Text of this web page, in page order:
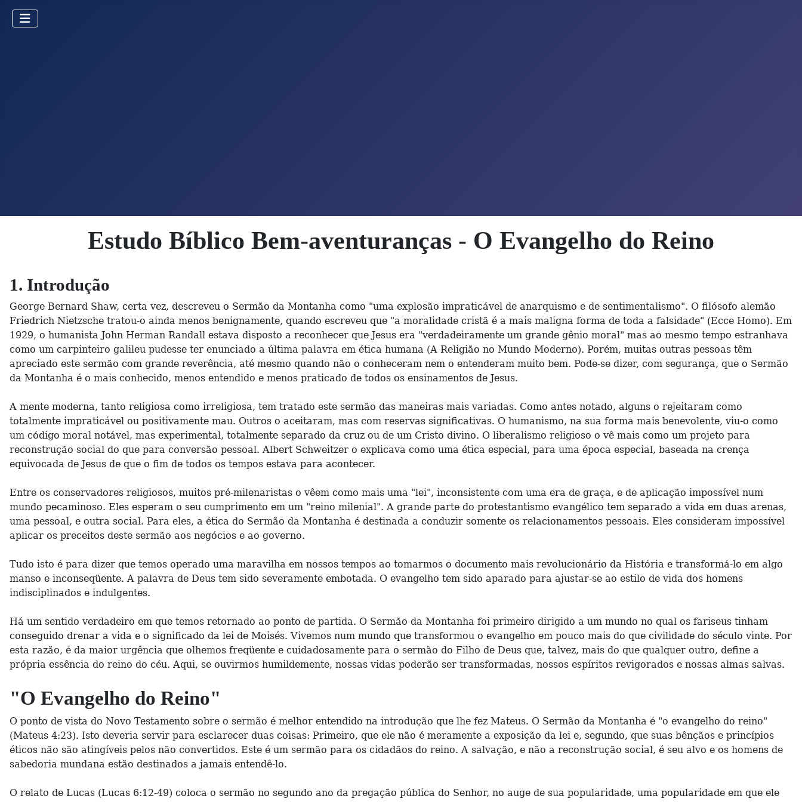
Estudo Bíblico Bem-aventuranças - O Evangelho do Reino
1. Introdução
George Bernard Shaw, certa vez, descreveu o Sermão da Montanha como "uma explosão impraticável de anarquismo e de sentimentalismo". O filósofo alemão
Friedrich Nietzsche tratou-o ainda menos benignamente, quando escreveu que "a moralidade cristã é a mais maligna forma de toda a falsidade" (Ecce Homo). Em
1929, o humanista John Herman Randall estava disposto a reconhecer que Jesus era "verdadeiramente um grande gênio moral" mas ao mesmo tempo estranhava
como um carpinteiro galileu pudesse ter enunciado a última palavra em ética humana (A Religião no Mundo Moderno). Porém, muitas outras pessoas têm
apreciado este sermão com grande reverência, até mesmo quando não o conheceram nem o entenderam muito bem. Pode-se dizer, com segurança, que o Sermão
da Montanha é o mais conhecido, menos entendido e menos praticado de todos os ensinamentos de Jesus.
A mente moderna, tanto religiosa como irreligiosa, tem tratado este sermão das maneiras mais variadas. Como antes notado, alguns o rejeitaram como
totalmente impraticável ou positivamente mau. Outros o aceitaram, mas com reservas significativas. O humanismo, na sua forma mais benevolente, viu-o como
um código moral notável, mas experimental, totalmente separado da cruz ou de um Cristo divino. O liberalismo religioso o vê mais como um projeto para
reconstrução social do que para conversão pessoal. Albert Schweitzer o explicava como uma ética especial, para uma época especial, baseada na crença
equivocada de Jesus de que o fim de todos os tempos estava para acontecer.
Entre os conservadores religiosos, muitos pré-milenaristas o vêem como mais uma "lei", inconsistente com uma era de graça, e de aplicação impossível num
mundo pecaminoso. Eles esperam o seu cumprimento em um "reino milenial". A grande parte do protestantismo evangélico tem separado a vida em duas arenas,
uma pessoal, e outra social. Para eles, a ética do Sermão da Montanha é destinada a conduzir somente os relacionamentos pessoais. Eles consideram impossível
aplicar os preceitos deste sermão aos negócios e ao governo.
Tudo isto é para dizer que temos operado uma maravilha em nossos tempos ao tomarmos o documento mais revolucionário da História e transformá-lo em algo
manso e inconseqüente. A palavra de Deus tem sido severamente embotada. O evangelho tem sido aparado para ajustar-se ao estilo de vida dos homens
indisciplinados e indulgentes.
Há um sentido verdadeiro em que temos retornado ao ponto de partida. O Sermão da Montanha foi primeiro dirigido a um mundo no qual os fariseus tinham
conseguido drenar a vida e o significado da lei de Moisés. Vivemos num mundo que transformou o evangelho em pouco mais do que civilidade do século vinte. Por
esta razão, é da maior urgência que olhemos freqüente e cuidadosamente para o sermão do Filho de Deus que, talvez, mais do que qualquer outro, define a
própria essência do reino do céu. Aqui, se ouvirmos humildemente, nossas vidas poderão ser transformadas, nossos espíritos revigorados e nossas almas salvas.
"O Evangelho do Reino"
O ponto de vista do Novo Testamento sobre o sermão é melhor entendido na introdução que lhe fez Mateus. O Sermão da Montanha é "o evangelho do reino"
(Mateus 4:23). Isto deveria servir para esclarecer duas coisas: Primeiro, que ele não é meramente a exposição da lei e, segundo, que suas bênçãos e princípios
éticos não são atingíveis pelos não convertidos. Este é um sermão para os cidadãos do reino. A salvação, e não a reconstrução social, é seu alvo e os homens de
sabedoria mundana estão destinados a jamais entendê-lo.
O relato de Lucas (Lucas 6:12-49) coloca o sermão no segundo ano da pregação pública do Senhor, no auge de sua popularidade, uma popularidade em que ele